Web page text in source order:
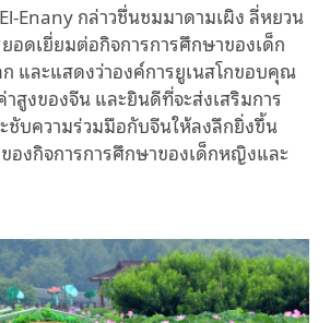
Enany กล่าวชื่นชมมาดามเผิง ลี่หยวน
อดเยี่ยมต่อกิจการการศึกษาของเด็ก
และแสดงว่าองค์การยูเนสโกขอบคุณ
สูงของจีน และยินดีที่จะส่งเสริมการ
ชับความร่วมมือกับจีนให้ลงลึกยิ่งขึ้น
งกิจการการศึกษาของเด็กหญิงและ